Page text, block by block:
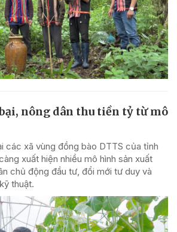
nông dân thu tiền tỷ từ mô
các xã vùng đồng bào DTTS của tỉnh
xuất hiện nhiều mô hình sản xuất
chủ động đầu tư, đổi mới tư duy và
thuật.